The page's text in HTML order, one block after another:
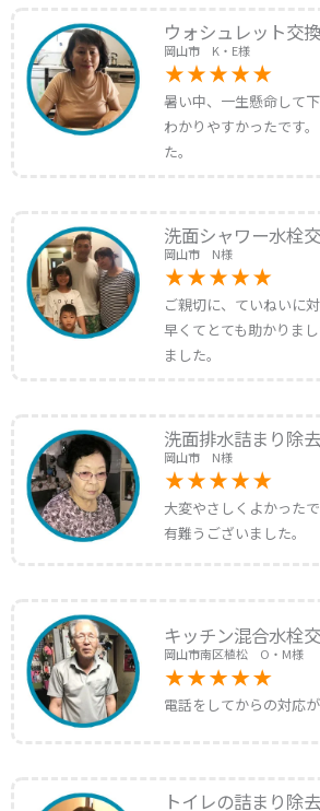
ウォシュレット交換
岡山市 K・E様
暑い中、一生懸命して
わかりやすかったです
た。
洗面シャワー水栓
岡山市 N様
ご親切に、ていねいに
早くてとても助かりま
ました。
洗面排水詰まり除去
岡山市 N様
大変やさしくよかったで
有難うございました。
キッチン混合水栓
岡山市南区植松 O・M様
電話をしてからの対応
トイレの詰まり除去